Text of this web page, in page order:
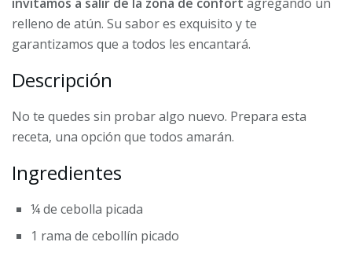
relleno de atún. Su sabor es exquisito y te
garantizamos que a todos les encantará.
Descripción
No te quedes sin probar algo nuevo. Prepara esta
receta, una opción que todos amarán.
Ingredientes
¼ de cebolla picada
1 rama de cebollín picado